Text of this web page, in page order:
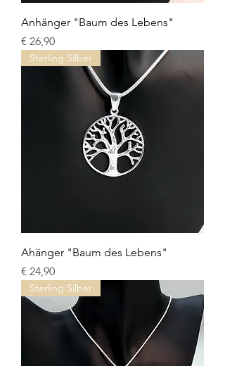
Anhänger "Baum des Lebens"
Preis
€ 26,90
Sterling Silber
Ahänger "Baum des Lebens"
Preis
€ 24,90
Sterling Silber